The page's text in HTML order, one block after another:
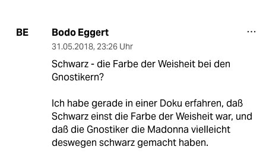
BE Bodo Eggert
31.05.2018, 23:26 Uhr
Schwarz - die Farbe der Weisheit bei den
Gnostikern?
Ich habe gerade in einer Doku erfahren, daß
Schwarz einst die Farbe der Weisheit war, und
daß die Gnostiker die Madonna vielleicht
deswegen schwarz gemacht haben.